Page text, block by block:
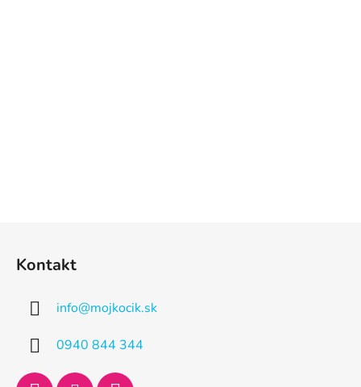
Kontakt
info@mojkocik.sk
0940 844 344